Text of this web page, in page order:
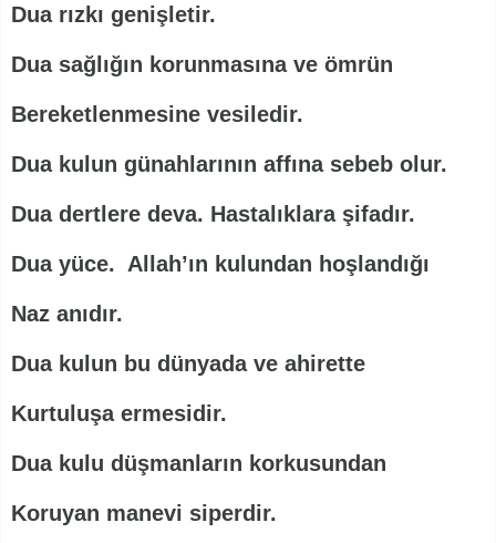
Dua rızkı genişletir.
Dua sağlığın korunmasına ve ömrün
Bereketlenmesine vesiledir.
Dua kulun günahlarının affına sebeb olur.
Dua dertlere deva. Hastalıklara şifadır.
Dua yüce. Allah’ın kulundan hoşlandığı
Naz anıdır.
Dua kulun bu dünyada ve ahirette
Kurtuluşa ermesidir.
Dua kulu düşmanların korkusundan
Koruyan manevi siperdir.